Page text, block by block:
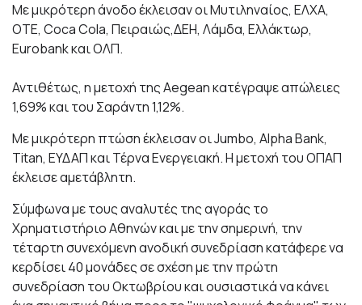
Με μικρότερη άνοδο έκλεισαν οι Μυτιληναίος, ΕΛΧΑ,
ΟΤΕ, Coca Cola, Πειραιώς,ΔΕΗ, Λάμδα, Ελλάκτωρ,
Eurobank και ΟΛΠ.
Αντιθέτως, η μετοχή της Aegean κατέγραψε απώλειες
1,69% και του Σαράντη 1,12%.
Με μικρότερη πτώση έκλεισαν οι Jumbo, Alpha Bank,
Titan, ΕΥΔΑΠ και Τέρνα Ενεργειακή. Η μετοχή του ΟΠΑΠ
έκλεισε αμετάβλητη.
Σύμφωνα με τους αναλυτές της αγοράς το
Χρηματιστήριο Αθηνών και με την σημερινή, την
τέταρτη συνεχόμενη ανοδική συνεδρίαση κατάφερε να
κερδίσει 40 μονάδες σε σχέση με την πρώτη
συνεδρίαση του Οκτωβρίου και ουσιαστικά να κάνει